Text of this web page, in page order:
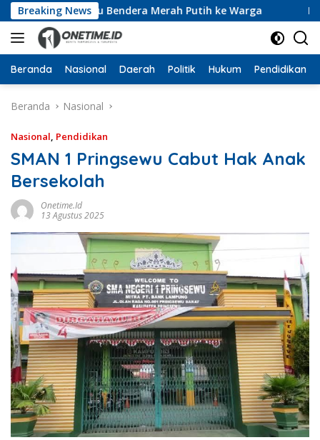
Langsung
ke
konten
Breaking News
10 Ribu Bendera Merah Putih ke Warga Dari
Beranda Nasional Daerah Politik Hukum Pendidikan
Beranda Nasional
Nasional, Pendidikan
SMAN 1 Pringsewu Cabut Hak Anak
Bersekolah
Onetime.id
13 Agustus 2025